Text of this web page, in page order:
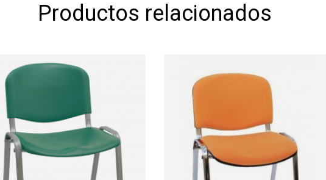
Productos relacionados